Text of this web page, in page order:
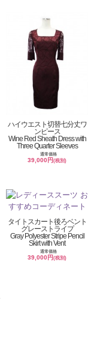
ハイウエスト切替七分丈ワ
ンピース
Wine Red Sheath Dress with
Three Quarter Sleeves
通常価格
39,000円(税別)
タイトスカート後ろベント
グレーストライプ
Gray Polyester Stripe Pencil
Skirt with Vent
通常価格
39,000円(税別)